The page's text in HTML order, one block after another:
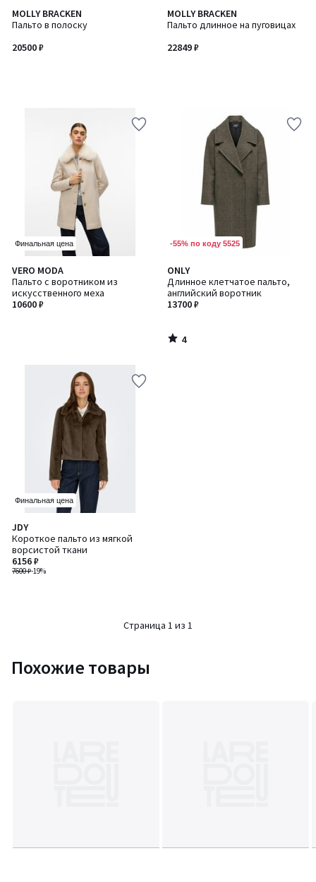
MOLLY BRACKEN
Пальто в полоску
20500 ₽
MOLLY BRACKEN
Пальто длинное на пуговицах
22849 ₽
Финальная цена
VERO MODA
Пальто с воротником из
искусственного меха
10600 ₽
-55% по коду 5525
ONLY
Длинное клетчатое пальто,
английский воротник
13700 ₽
4
/
5
4
/
Финальная цена
JDY
Короткое пальто из мягкой
ворсистой ткани
7600 ₽-19%
6156 ₽
Страница 1 из 1
Похожие товары